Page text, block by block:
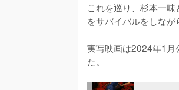
これを巡り、杉本一味
をサバイバルをしなが
実写映画は2024年1月
た。